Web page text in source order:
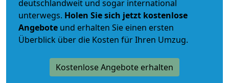
deutschlandweit und sogar international
unterwegs. Holen Sie sich jetzt kostenlose
Angebote und erhalten Sie einen ersten
Überblick über die Kosten für Ihren Umzug.
Kostenlose Angebote erhalten